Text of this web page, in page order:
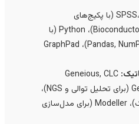
SPSS، R (با پکیج‌های
بیوانفورماتیکی مانند Bioconductor)، Python (با
کتابخانه‌های Pandas, NumPy, SciPy)، GraphPad
Geneious, CLC
Genomics Workbench (برای تحلیل توالی و NGS)،
MEGA (برای فیلوژنتیک)، Modeller (برای مدل‌سازی